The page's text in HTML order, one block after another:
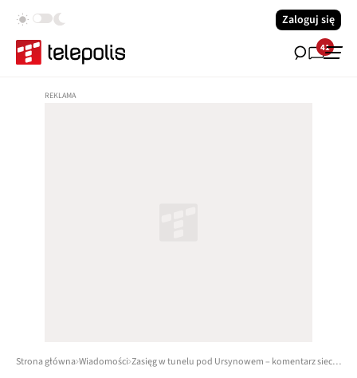
Zaloguj się
41
Strona główna Wiadomości Zasięg w tunelu pod Ursynowem – komentarz sieci Play